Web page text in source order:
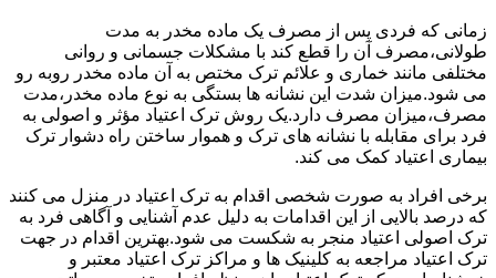
زمانی که فردی پس از مصرف یک ماده مخدر به مدت
طولانی،مصرف آن را قطع کند با مشکلات جسمانی و روانی
مختلفی مانند خماری و علائم ترک مختص به آن ماده مخدر روبه رو
می شود.میزان شدت این نشانه ها بستگی به نوع ماده مخدر،مدت
مصرف،میزان مصرف دارد.یک روش ترک اعتیاد مؤثر و اصولی به
فرد برای مقابله با نشانه های ترک و هموار ساختن راه دشوار ترک
بیماری اعتیاد کمک می کند.
برخی افراد به صورت شخصی اقدام به ترک اعتیاد در منزل می کنند
که درصد بالایی از این اقدامات به دلیل عدم آشنایی و آگاهی فرد به
ترک اصولی اعتیاد منجر به شکست می شود.بهترین اقدام در جهت
ترک اعتیاد مراجعه به کلینیک ها و مراکز ترک اعتیاد معتبر و